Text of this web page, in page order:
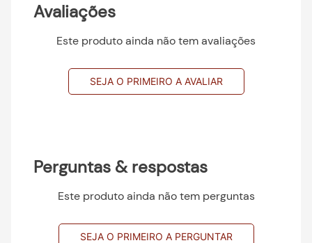
Avaliações
Este produto ainda não tem avaliações
SEJA O PRIMEIRO A AVALIAR
Perguntas & respostas
Este produto ainda não tem perguntas
SEJA O PRIMEIRO A PERGUNTAR